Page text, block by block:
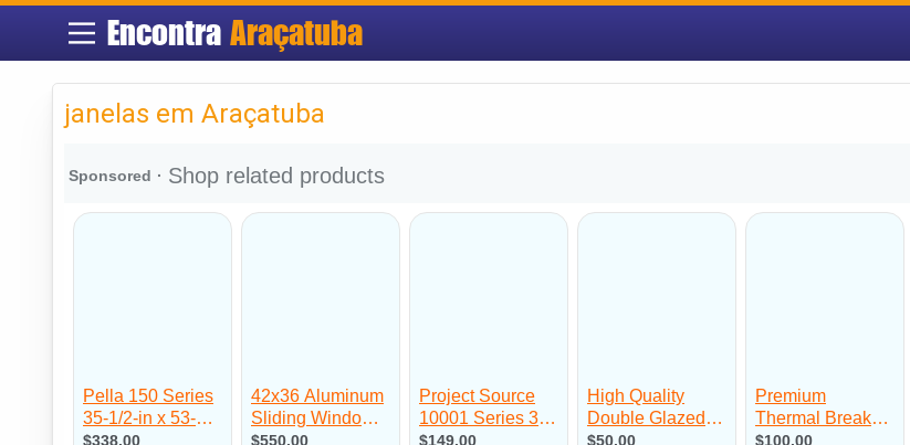
EncontraAraçatuba
janelas em Araçatuba